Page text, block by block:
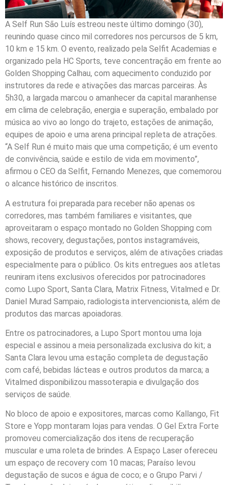
A Self Run São Luís estreou neste último domingo (30),
reunindo quase cinco mil corredores nos percursos de 5 km,
10 km e 15 km. O evento, realizado pela Selfit Academias e
organizado pela HC Sports, teve concentração em frente ao
Golden Shopping Calhau, com aquecimento conduzido por
instrutores da rede e ativações das marcas parceiras. Às
5h30, a largada marcou o amanhecer da capital maranhense
em clima de celebração, energia e superação, embalado por
música ao vivo ao longo do trajeto, estações de animação,
equipes de apoio e uma arena principal repleta de atrações.
“A Self Run é muito mais que uma competição; é um evento
de convivência, saúde e estilo de vida em movimento”,
afirmou o CEO da Selfit, Fernando Menezes, que comemorou
o alcance histórico de inscritos.
A estrutura foi preparada para receber não apenas os
corredores, mas também familiares e visitantes, que
aproveitaram o espaço montado no Golden Shopping com
shows, recovery, degustações, pontos instagramáveis,
exposição de produtos e serviços, além de ativações criadas
especialmente para o público. Os kits entregues aos atletas
reuniram itens exclusivos oferecidos por patrocinadores
como Lupo Sport, Santa Clara, Matrix Fitness, Vitalmed e Dr.
Daniel Murad Sampaio, radiologista intervencionista, além de
produtos das marcas apoiadoras.
Entre os patrocinadores, a Lupo Sport montou uma loja
especial e assinou a meia personalizada exclusiva do kit; a
Santa Clara levou uma estação completa de degustação
com café, bebidas lácteas e outros produtos da marca; a
Vitalmed disponibilizou massoterapia e divulgação dos
serviços de saúde.
No bloco de apoio e expositores, marcas como Kallango, Fit
Store e Yopp montaram lojas para vendas. O Gel Extra Forte
promoveu comercialização dos itens de recuperação
muscular e uma roleta de brindes. A Espaço Laser ofereceu
um espaço de recovery com 10 macas; Paraíso levou
degustação de sucos e água de coco; e o Grupo Parvi /